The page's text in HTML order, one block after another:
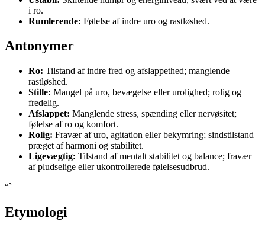
i ro.
Rumlerende: Følelse af indre uro og rastløshed.
Antonymer
Ro: Tilstand af indre fred og afslappethed; manglende
rastløshed.
Stille: Mangel på uro, bevægelse eller urolighed; rolig og
fredelig.
Afslappet: Manglende stress, spænding eller nervøsitet;
følelse af ro og komfort.
Rolig: Fravær af uro, agitation eller bekymring; sindstilstand
præget af harmoni og stabilitet.
Ligevægtig: Tilstand af mentalt stabilitet og balance; fravær
af pludselige eller ukontrollerede følelsesudbrud.
“`
Etymologi